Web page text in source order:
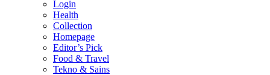
Login
Health
Collection
Homepage
Editor’s Pick
Food & Travel
Tekno & Sains